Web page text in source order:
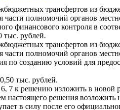
трансфертов из
части полномочий органов
финансового контроля в
тыс. рублей.
трансфертов из
части полномочий органов
по созданию условий для
тыс. рублей.
7 к решению изложить в новой
настоящего решения
в силу после его